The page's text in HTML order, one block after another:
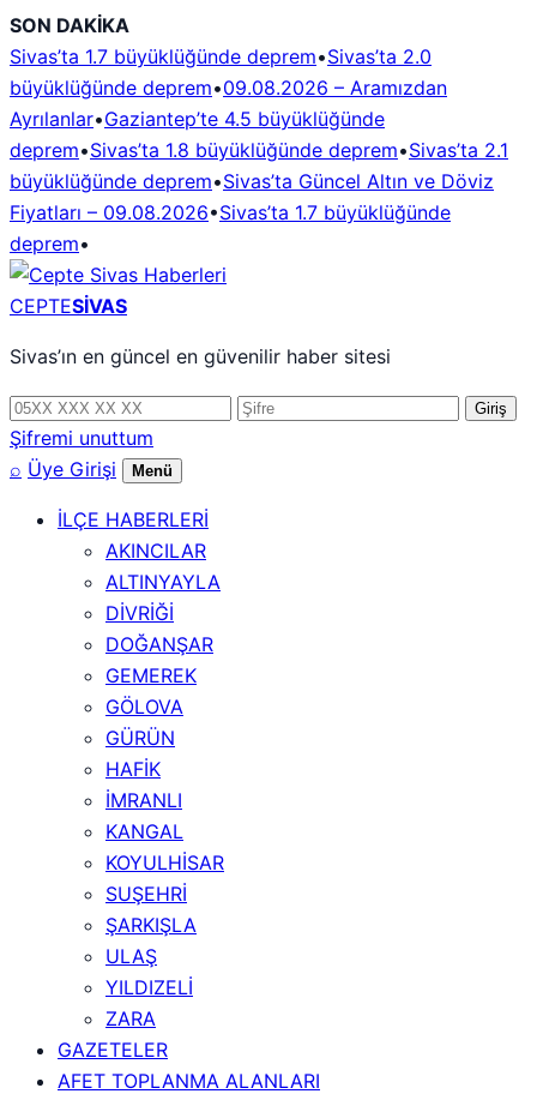
İçeriğe
geç
SON DAKİKA
Sivas’ta 1.7 büyüklüğünde deprem•Sivas’ta 2.0
büyüklüğünde deprem•09.08.2026 – Aramızdan
Ayrılanlar•Gaziantep’te 4.5 büyüklüğünde
deprem•Sivas’ta 1.8 büyüklüğünde deprem•Sivas’ta 2.1
büyüklüğünde deprem•Sivas’ta Güncel Altın ve Döviz
Fiyatları – 09.08.2026•Sivas’ta 1.7 büyüklüğünde
deprem•
CEPTESİVAS
Sivas’ın en güncel en güvenilir haber sitesi
Telefon
numarası
Şifre Giriş
Şifremi unuttum
⌕ Üye Girişi Menü
İLÇE HABERLERİ
AKINCILAR
ALTINYAYLA
DİVRİĞİ
DOĞANŞAR
GEMEREK
GÖLOVA
GÜRÜN
HAFİK
İMRANLI
KANGAL
KOYULHİSAR
SUŞEHRİ
ŞARKIŞLA
ULAŞ
YILDIZELİ
ZARA
GAZETELER
AFET TOPLANMA ALANLARI